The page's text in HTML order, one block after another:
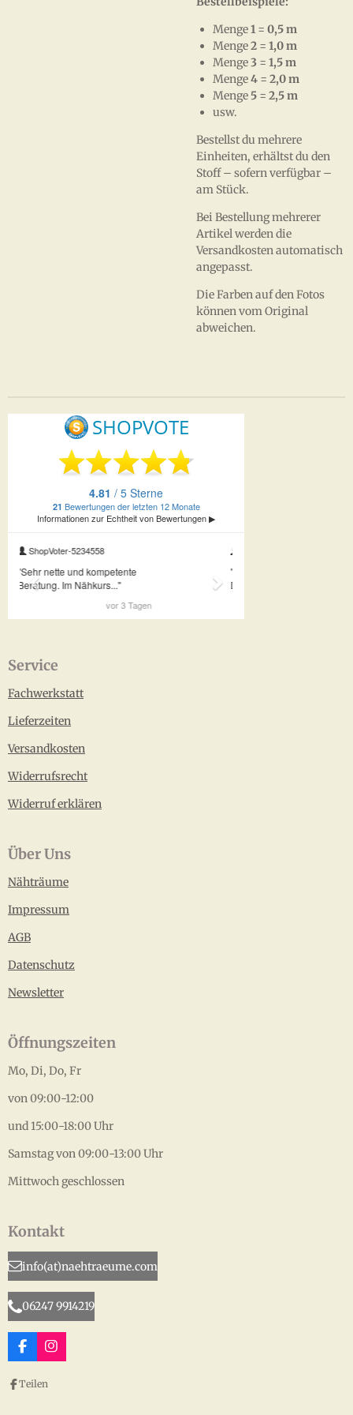
Menge1 = 0,5 m
Menge2 = 1,0 m
Menge3 = 1,5 m
Menge4 = 2,0 m
Menge 5 = 2,5 m
usw.
Bestellst du mehrere
Einheiten, erhältst du den
Stoff – sofern verfügbar –
am Stück.
Bei Bestellung mehrerer
Artikel werden die
Versandkosten automatisch
angepasst.
Die Farben auf den Fotos
können vom Original
abweichen.
Service
Fachwerkstatt
Lieferzeiten
Versandkosten
Widerrufsrecht
Widerruf erklären
Über Uns
Nähträume
Impressum
AGB
Datenschutz
Newsletter
Öffnungszeiten
Mo, Di, Do, Fr
von 09:00-12:00
und 15:00-18:00 Uhr
Samstag von 09:00-13:00 Uhr
Mittwoch geschlossen
Kontakt
info(at)naehtraeume.com
06247 9914219
F
a
c
e
I
n
Teilen